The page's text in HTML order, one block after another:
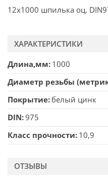
12х1000 шпилька оц.
ХАРАКТЕРИСТИКИ
Длина,мм 1000
Диаметр резьбы
Покрытие белый цинк
DIN 975
Класс прочности 10,9
ОТЗЫВЫ